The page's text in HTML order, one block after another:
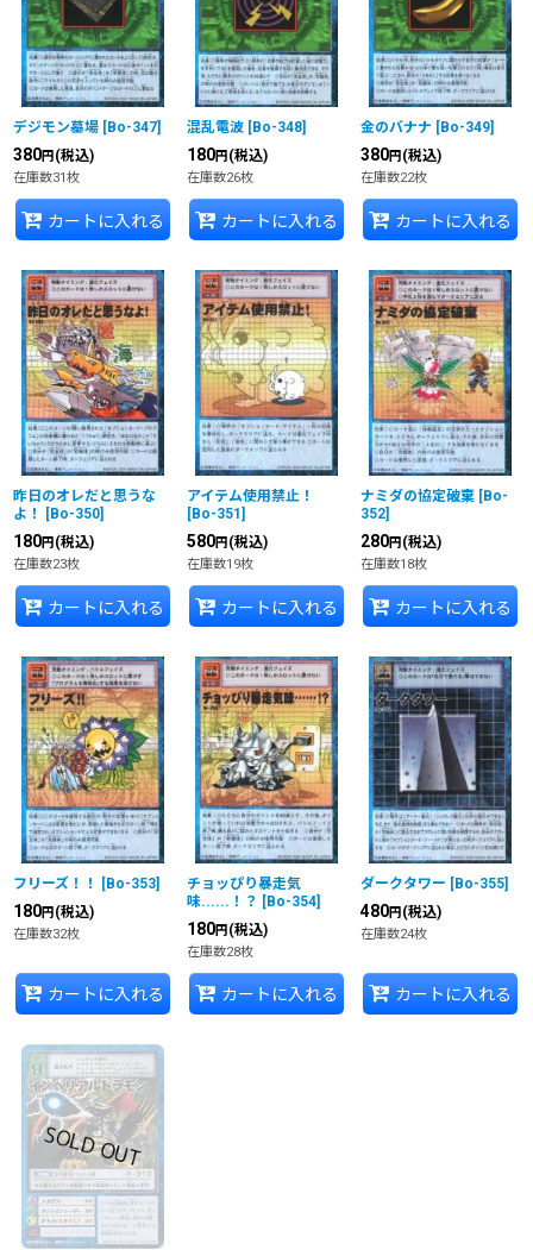
デジモン墓場 [Bo-347]
380円 (税込)
在庫数31枚
カートに入れる
混乱電波 [Bo-348]
180円 (税込)
在庫数26枚
カートに入れる
金のバナナ [Bo-349]
380円 (税込)
在庫数22枚
カートに入れる
昨日のオレだと思うな
よ！
[Bo-350]
180円 (税込)
在庫数23枚
カートに入れる
アイテム使用禁止！
[Bo-351 ]
580円 (税込)
在庫数19枚
カートに入れる
ナミダの協定破棄 [Bo-
352]
280円 (税込)
在庫数18枚
カートに入れる
フリーズ！！ [Bo-353]
180円 (税込)
在庫数32枚
カートに入れる
チョッぴり暴走気
味......！？ [Bo-354]
180円 (税込)
在庫数28枚
カートに入れる
ダークタワー [Bo-355]
480円 (税込)
在庫数24枚
カートに入れる